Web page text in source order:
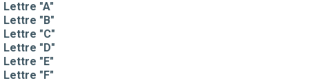
Lettre "A"
Lettre "B"
Lettre "C"
Lettre "D"
Lettre "E"
Lettre "F"